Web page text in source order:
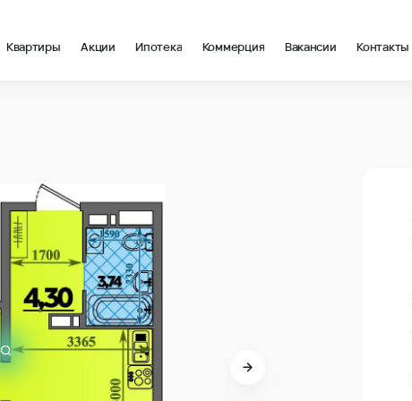
Квартиры Акции Ипотека Коммерция Вакансии Контакты